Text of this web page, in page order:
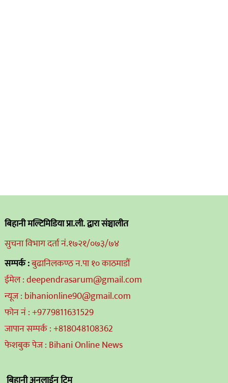
बिहानी मल्टिमिडिया प्रा.ली. द्वारा संञ्चालीत
सुचना विभाग दर्ता नं.१७२१/०७३/७४
सम्पर्क :बुढानिलकण्ठ न.पा १० काठमाडौं
ईमेल : deependrasarum@gmail.com
न्यूज : bihanionline90@gmail.com
फोन नं : +9779811631529
जापान सम्पर्क : +818048108362
फेशबुक पेज : Bihani Online News